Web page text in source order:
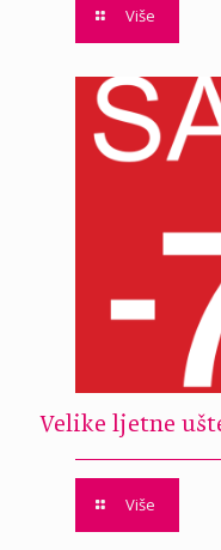
Više
Velike ljetne
Više